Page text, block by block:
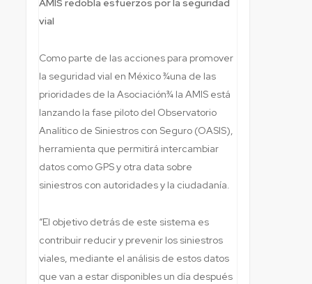
AMIS redobla esfuerzos por la seguridad
vial
Como parte de las acciones para promover
la seguridad vial en México ¾una de las
prioridades de la Asociación¾ la AMIS está
lanzando la fase piloto del Observatorio
Analítico de Siniestros con Seguro (OASIS),
herramienta que permitirá intercambiar
datos como GPS y otra data sobre
siniestros con autoridades y la ciudadanía.
“El objetivo detrás de este sistema es
contribuir reducir y prevenir los siniestros
viales, mediante el análisis de estos datos
que van a estar disponibles un día después